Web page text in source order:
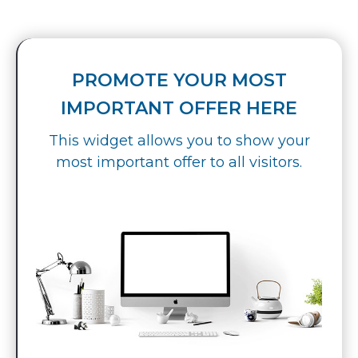
PROMOTE YOUR MOST
IMPORTANT OFFER HERE
This widget allows you to show your
most important offer to all visitors.